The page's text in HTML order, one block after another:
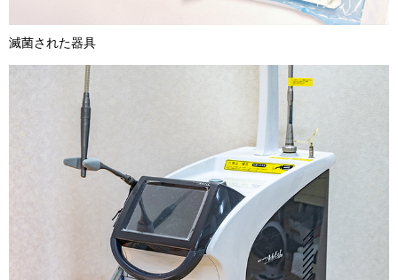
滅菌された器具